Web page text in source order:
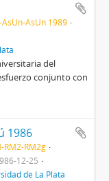
AsUn-AsUn 1989
del
conjunto con
1986
RM2-RM2g
12-25
de La Plata